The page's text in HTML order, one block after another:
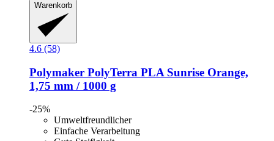
Warenkorb
4.6 (58)
Polymaker PolyTerra PLA Sunrise Orange,
1,75 mm / 1000 g
-25%
Umweltfreundlicher
Einfache Verarbeitung